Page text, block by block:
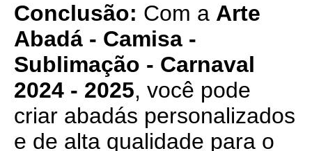
Conclusão: Com a Arte
Abadá - Camisa -
Sublimação - Carnaval
2024 - 2025, você pode
criar abadás personalizados
e de alta qualidade para o